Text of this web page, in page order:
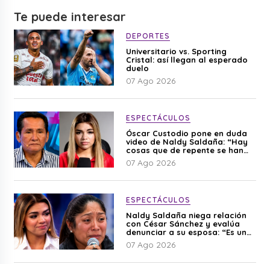
Te puede interesar
DEPORTES
Universitario vs. Sporting
Cristal: así llegan al esperado
duelo
07 Ago 2026
ESPECTÁCULOS
Óscar Custodio pone en duda
video de Naldy Saldaña: “Hay
cosas que de repente se han
editado”
07 Ago 2026
ESPECTÁCULOS
Naldy Saldaña niega relación
con César Sánchez y evalúa
denunciar a su esposa: “Es una
difamación”
07 Ago 2026